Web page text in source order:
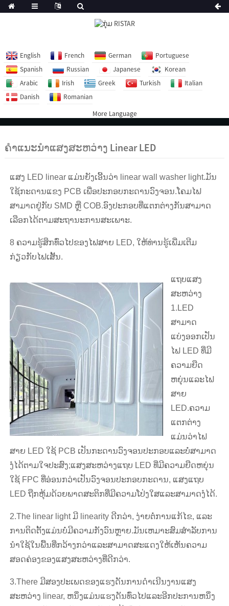
English French German
Portuguese
Spanish
Russian Japanese
Korean
Arabic
Irish Greek Turkish
Italian
Danish
Romanian
More Language
ຄໍາແນະນໍາແສງສະຫວ່າງ Linear LED
ແສງ LED linear ແມ່ນຍັງເອີ້ນວ່າ linear wall washer light.ມັນ
ໃຊ້ກະດານແຂງ PCB ເພື່ອປະກອບກະດານວົງຈອນ.ໂຄມໄຟ
ສາມາດຢູ່ກັບ SMD ຫຼື COB.ອົງປະກອບທີ່ແຕກຕ່າງກັນສາມາດ
ເລືອກໄດ້ຕາມສະຖານະການສະເພາະ.
8 ຄວາມຮູ້ສຶກທົ່ວໄປຂອງໄຟສາຍ LED, ໃຫ້ທ່ານຮູ້ເພີ່ມເຕີມ
ກ່ຽວກັບໄຟເສັ້ນ.
ແຖບແສງ
ສະຫວ່າງ
1.LED
ສາມາດ
ແບ່ງອອກເປັນ
ໄຟ LED ທີ່ມີ
ຄວາມຍືດ
ຫຍຸ່ນແລະໄຟ
ສາຍ
LED.ຄວາມ
ແຕກຕ່າງ
ແມ່ນວ່າໄຟ
ສາຍ LED ໃຊ້ PCB ເປັນກະດານວົງຈອນປະກອບແລະບໍ່ສາມາດ
ງໍໄດ້ຕາມໃຈປະສົງ;ແສງສະຫວ່າງແຖບ LED ທີ່ມີຄວາມຍືດຫຍຸ່ນ
ໃຊ້ FPC ທີ່ອ່ອນກວ່າເປັນວົງຈອນປະກອບກະດານ, ແສງແຖບ
LED ຖືກຫຸ້ມດ້ວຍພາດສະຕິກທີ່ມີຄວາມໂປ່ງໃສແລະສາມາດງໍໄດ້.
2.The linear light ມີ linearity ດີກວ່າ, ງ່າຍຕໍ່ການແກ້ໄຂ, ແລະ
ການຕິດຕັ້ງແມ່ນບໍ່ມີຄວາມກັງວົນຫຼາຍ.ມັນເຫມາະສົມສໍາລັບການ
ນໍາໃຊ້ໃນພື້ນທີ່ກວ້າງກວ່າແລະສາມາດສະແດງໃຫ້ເຫັນຄວາມ
ສອດຄ່ອງຂອງແສງສະຫວ່າງທີ່ດີກວ່າ.
3.There ມີສອງປະເພດຂອງແຮງດັນການດໍາເນີນງານແສງ
ສະຫວ່າງ linear, ຫນຶ່ງແມ່ນແຮງດັນທົ່ວໄປແລະອີກປະການຫນຶ່ງ